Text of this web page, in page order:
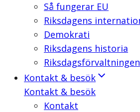
Så fungerar EU
Riksdagens
Demokrati
Riksdagens historia
Riksdagsförvaltningen
Kontakt & besök
Kontakt & besök
Kontakt